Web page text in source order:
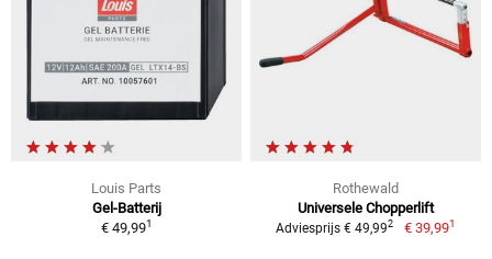
Louis Parts
Gel-Batterij
€ 49,991
Rothewald
Universele Chopperlift
Adviesprijs € 49,992 € 39,991